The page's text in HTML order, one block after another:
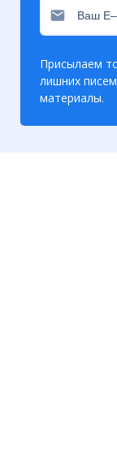
Присылаем
лишних
материалы.